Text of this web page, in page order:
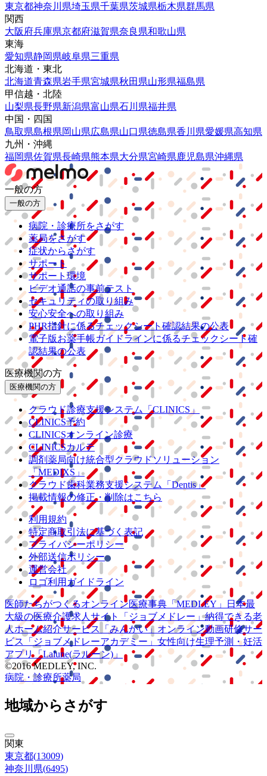
東京都神奈川県埼玉県千葉県茨城県栃木県群馬県
関西
大阪府兵庫県京都府滋賀県奈良県和歌山県
東海
愛知県静岡県岐阜県三重県
北海道・東北
北海道青森県岩手県宮城県秋田県山形県福島県
甲信越・北陸
山梨県長野県新潟県富山県石川県福井県
中国・四国
鳥取県島根県岡山県広島県山口県徳島県香川県愛媛県高知県
九州・沖縄
福岡県佐賀県長崎県熊本県大分県宮崎県鹿児島県沖縄県
一般の方
一般の方
病院・診療所をさがす
薬局をさがす
症状からさがす
サポート
サポート環境
ビデオ通話の事前テスト
セキュリティの取り組み
安心安全への取り組み
PHR指針に係るチェックシート確認結果の公表
電子版お薬手帳ガイドラインに係るチェックシート確
認結果の公表
医療機関の方
医療機関の方
クラウド診療支援システム
「CLINICS」
CLINICS予約
CLINICSオンライン診療
CLINICSカルテ
調剤薬局向け統合型クラウドソリューション
「MEDIXS」
クラウド歯科業務支援システム
「Dentis」
掲載情報の修正・削除はこちら
利用規約
特定商取引法に基づく表記
プライバシーポリシー
外部送信ポリシー
運営会社
ロゴ利用ガイドライン
医師たちがつくるオンライン医療事典 「MEDLEY」
日本最
大級の医療介護求人サイト 「ジョブメドレー」納得できる老
人ホーム紹介サービス
「みんかい」 オンライン動画研修サー
ビス
「ジョブメドレーアカデミー」 女性向け生理予測・妊活
アプリ「Lalune(ラルーン)」
©2016 MEDLEY, INC.
病院・診療所薬局
地域からさがす
関東
東京都(13009)
神奈川県(6495)